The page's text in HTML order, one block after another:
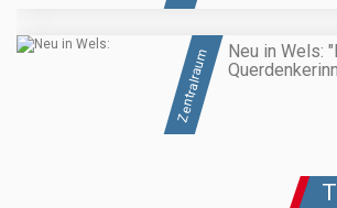
Zentralraum
Neu in Wels: